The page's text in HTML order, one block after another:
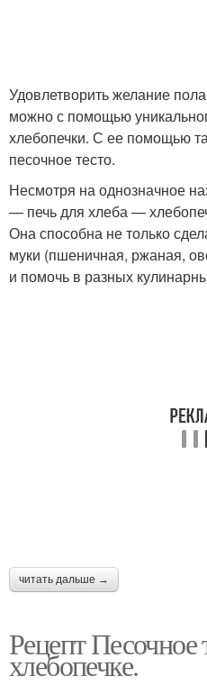
Удовлетворить желание
можно с помощью
хлебопечки. С ее помощью
песочное тесто.
Несмотря на однозначное
— печь для хлеба —
Она способна не только
муки (пшеничная, ржаная,
и помочь в разных
читать дальше →
Рецепт Песочное
хлебопечке.